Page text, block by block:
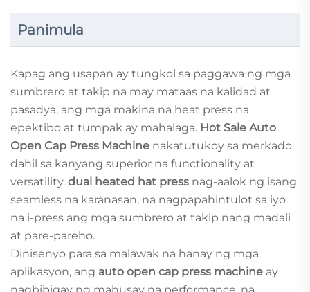
Panimula
Kapag ang usapan ay tungkol sa paggawa ng mga
sumbrero at takip na may mataas na kalidad at
pasadya, ang mga makina na heat press na
epektibo at tumpak ay mahalaga. Hot Sale Auto
Open Cap Press Machine nakatutukoy sa merkado
dahil sa kanyang superior na functionality at
versatility. dual heated hat press nag-aalok ng isang
seamless na karanasan, na nagpapahintulot sa iyo
na i-press ang mga sumbrero at takip nang madali
at pare-pareho.
Dinisenyo para sa malawak na hanay ng mga
aplikasyon, ang auto open cap press machine ay